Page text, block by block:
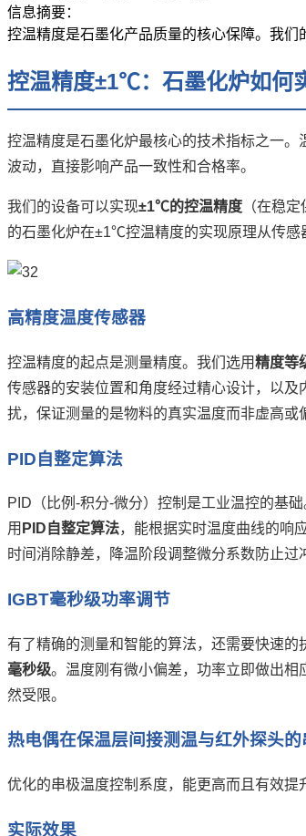
信息摘要：
控温精度是石墨化产品质量的核心保障。我
控温精度±1℃：石墨化炉如何
控温精度是石墨化炉最核心的技术指标之一
波动，直接影响产品一致性和合格率。
我们的设备可以实现±1℃的控温精度 （在稳
的石墨化炉在±1℃控温精度的实现原理从传感
高精度温度传感器
控温精度的起点是测量精度。我们选用精度等
传感器的安装位置和角度经过精心设计，以
扰，保证测量的是物料的真实温度而非虚高或
PID自整定算法
PID（比例-积分-微分）控制是工业温控的基
用 PID自整定算法，能根据实时温度曲线的响
时间消除静差，降温阶段调整微分系数防止过
IGBT毫秒级功率调节
有了精确的测量和智能的算法，还需要快速的
毫秒级。温度刚有微小偏差，功率立即做出
然受限。
热电偶在保温层间接测温与红外探头的
优化的串极温度控制系度，能更高而且有效提
实际效果